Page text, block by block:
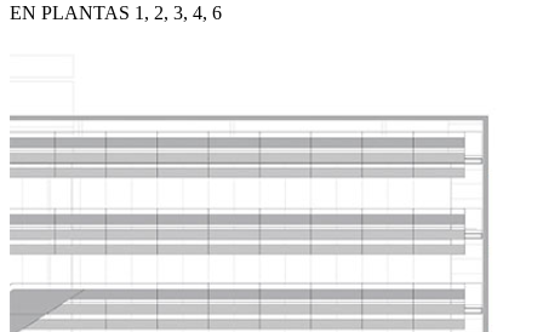
EN PLANTAS 1, 2, 3, 4, 6